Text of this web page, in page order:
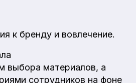
к бренду и вовлечение.
выбора материалов, а
сотрудников на фоне